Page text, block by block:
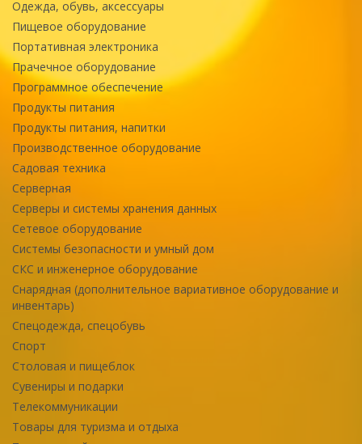
Одежда, обувь, аксессуары
Пищевое оборудование
Портативная электроника
Прачечное оборудование
Программное обеспечение
Продукты питания
Продукты питания, напитки
Производственное оборудование
Садовая техника
Серверная
Серверы и системы хранения данных
Сетевое оборудование
Системы безопасности и умный дом
СКС и инженерное оборудование
Снарядная (дополнительное вариативное оборудование и
инвентарь)
Спецодежда, спецобувь
Спорт
Столовая и пищеблок
Сувениры и подарки
Телекоммуникации
Товары для туризма и отдыха